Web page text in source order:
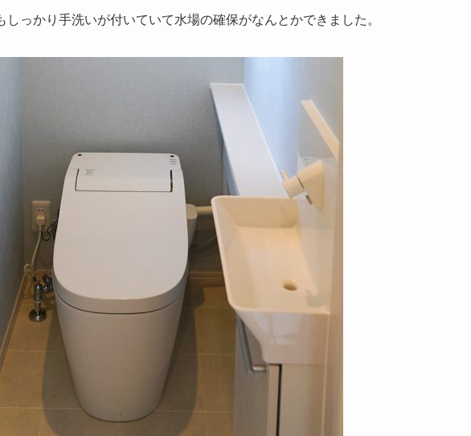
っかり手洗いが付いていて水場の確保がなんとかできました。